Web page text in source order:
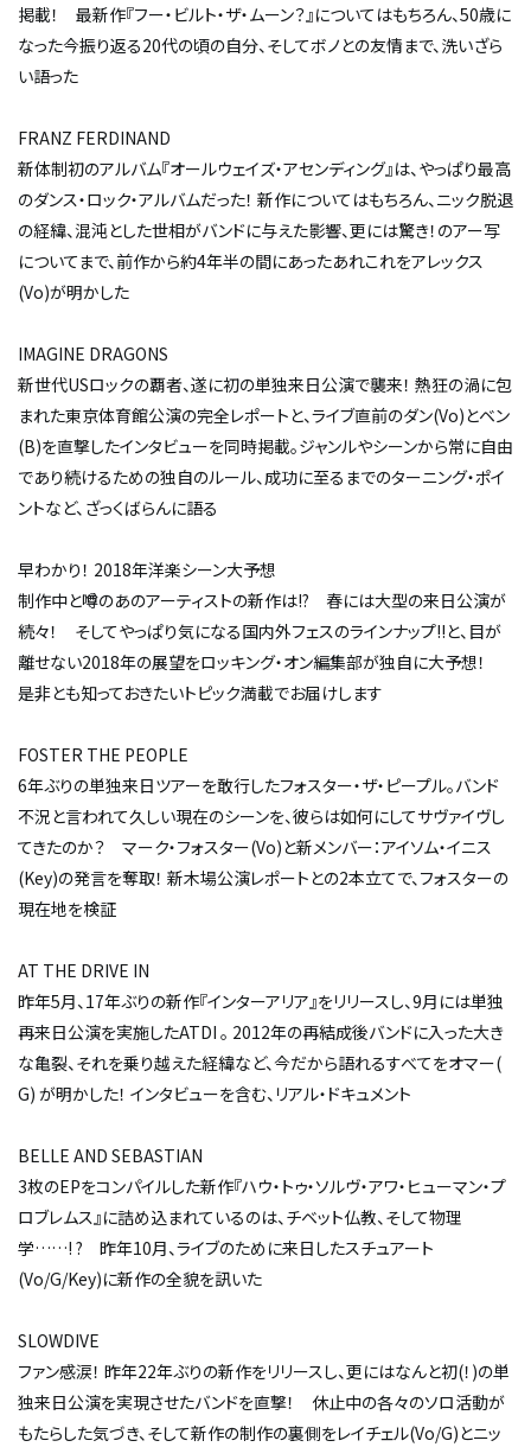
掲載！ 最新作『フー・ビルト・ザ・ムーン？』についてはもちろん、50歳に
なった今振り返る20代の頃の自分、そしてボノとの友情まで、洗いざら
い語った
FRANZ FERDINAND
新体制初のアルバム『オールウェイズ・アセンディング』は、やっぱり最高
のダンス・ロック・アルバムだった！ 新作についてはもちろん、ニック脱退
の経緯、混沌とした世相がバンドに与えた影響、更には驚き！のアー写
についてまで、前作から約4年半の間にあったあれこれをアレックス
(Vo)が明かした
IMAGINE DRAGONS
新世代USロックの覇者、遂に初の単独来日公演で襲来！ 熱狂の渦に包
まれた東京体育館公演の完全レポートと、ライブ直前のダン(Vo)とベン
(B)を直撃したインタビューを同時掲載。ジャンルやシーンから常に自由
であり続けるための独自のルール、成功に至るまでのターニング・ポイ
ントなど、ざっくばらんに語る
早わかり！ 2018年洋楽シーン大予想
制作中と噂のあのアーティストの新作は!? 春には大型の来日公演が
続々！ そしてやっぱり気になる国内外フェスのラインナップ!!と、目が
離せない2018年の展望をロッキング・オン編集部が独自に大予想！
是非とも知っておきたいトピック満載でお届けします
FOSTER THE PEOPLE
6年ぶりの単独来日ツアーを敢行したフォスター・ザ・ピープル。バンド
不況と言われて久しい現在のシーンを、彼らは如何にしてサヴァイヴし
てきたのか？ マーク・フォスター(Vo)と新メンバー：アイソム・イニス
(Key)の発言を奪取！ 新木場公演レポートとの2本立てで、フォスターの
現在地を検証
AT THE DRIVE IN
昨年5月、17年ぶりの新作『インターアリア』をリリースし、9月には単独
再来日公演を実施したATDI 。 2012年の再結成後バンドに入った大き
な亀裂、それを乗り越えた経緯など、今だから語れるすべてをオマー(
G) が明かした！ インタビューを含む、リアル・ドキュメント
BELLE AND SEBASTIAN
3枚のEPをコンパイルした新作『ハウ・トゥ・ソルヴ・アワ・ヒューマン・プ
ロブレムス』に詰め込まれているのは、チベット仏教、そして物理
学……! ? 昨年10月、ライブのために来日したスチュアート
(Vo/G/Key)に新作の全貌を訊いた
SLOWDIVE
ファン感涙！ 昨年22年ぶりの新作をリリースし、更にはなんと初(！)の単
独来日公演を実現させたバンドを直撃！ 休止中の各々のソロ活動が
もたらした気づき、そして新作の制作の裏側をレイチェル(Vo/G)とニッ